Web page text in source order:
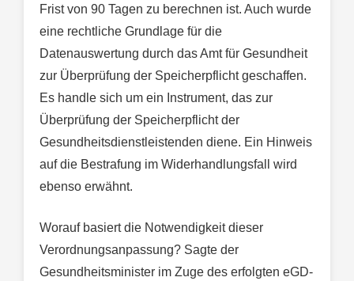
Frist von 90 Tagen zu berechnen ist. Auch wurde
eine rechtliche Grundlage für die
Datenauswertung durch das Amt für Gesundheit
zur Überprüfung der Speicherpflicht geschaffen.
Es handle sich um ein Instrument, das zur
Überprüfung der Speicherpflicht der
Gesundheitsdienstleistenden diene. Ein Hinweis
auf die Bestrafung im Widerhandlungsfall wird
ebenso erwähnt.
Worauf basiert die Notwendigkeit dieser
Verordnungsanpassung? Sagte der
Gesundheitsminister im Zuge des erfolgten eGD-